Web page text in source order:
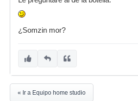
¿Somzin mor?
« Ir a Equipo home studio